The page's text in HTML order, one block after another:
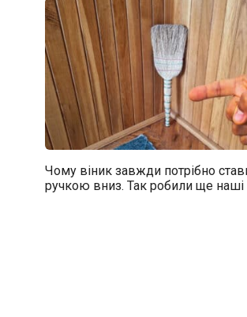
Чому віник завжди потрібно
ручкою вниз. Так робили ще наші